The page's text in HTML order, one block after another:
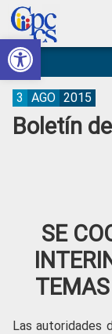
Abrir barra de
Skip
to
primary
navigation
Skip
to
main
content
Skip
to
primary
sidebar
Skip
to
footer
Consejo
de
Ciudadana
Construyendo
Poder
Ciudadano
Boletín
3 AGO 2015
SE
Las autoridades